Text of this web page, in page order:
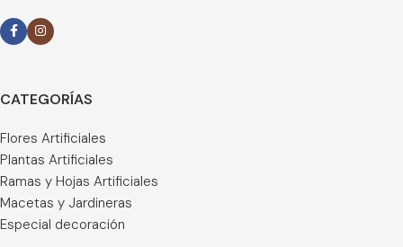
CATEGORÍAS
Flores Artificiales
Plantas Artificiales
Ramas y Hojas Artificiales
Macetas y Jardineras
Especial decoración